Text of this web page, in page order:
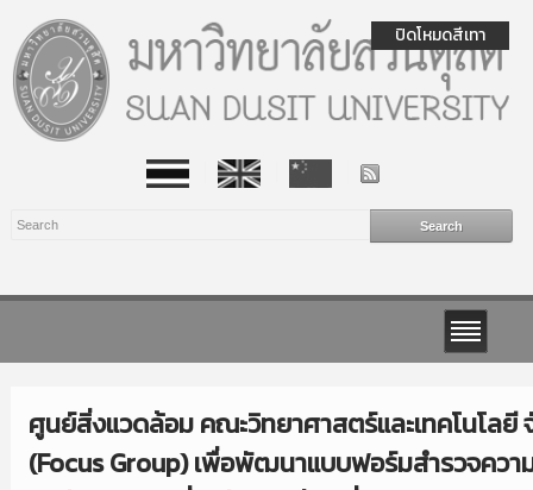
ศูนย์สิ่งแวดล้อม คณะวิทยาศาสตร์และเทคโนโล
(Focus Group) เพื่อพัฒนาแบบฟอร์มสำรวจควา
ปิดโหมดสีเทา